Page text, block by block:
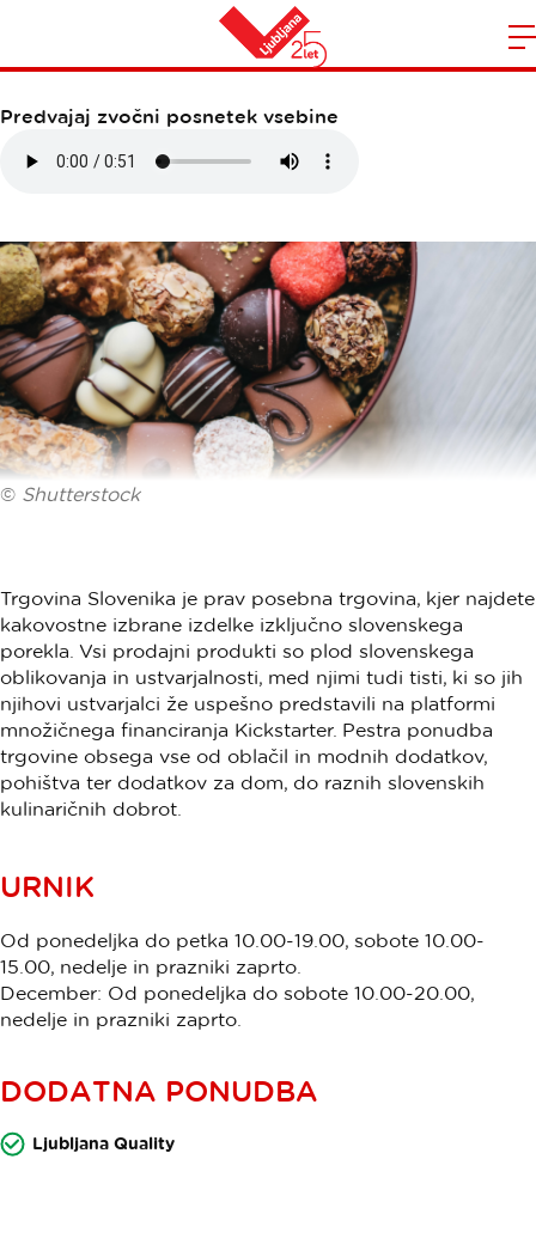
Domov
TRGOVINA SLOVENIKA
Predvajaj zvočni posnetek vsebine
© Shutterstock
Trgovina Slovenika je prav posebna trgovina, kjer najdete
kakovostne izbrane izdelke izključno slovenskega
porekla. Vsi prodajni produkti so plod slovenskega
oblikovanja in ustvarjalnosti, med njimi tudi tisti, ki so jih
njihovi ustvarjalci že uspešno predstavili na platformi
množičnega financiranja Kickstarter. Pestra ponudba
trgovine obsega vse od oblačil in modnih dodatkov,
pohištva ter dodatkov za dom, do raznih slovenskih
kulinaričnih dobrot.
URNIK
Od ponedeljka do petka 10.00-19.00, sobote 10.00-
15.00, nedelje in prazniki zaprto.
December: Od ponedeljka do sobote 10.00-20.00,
nedelje in prazniki zaprto.
DODATNA PONUDBA
Ljubljana Quality